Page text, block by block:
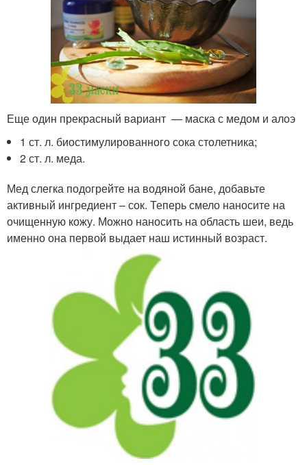
Еще один прекрасный вариант — маска с медом и алоэ
1 ст. л. биостимулированного сока столетника;
2 ст. л. меда.
Мед слегка подогрейте на водяной бане, добавьте
активный ингредиент – сок. Теперь смело наносите на
очищенную кожу. Можно наносить на область шеи, ведь
именно она первой выдает наш истинный возраст.